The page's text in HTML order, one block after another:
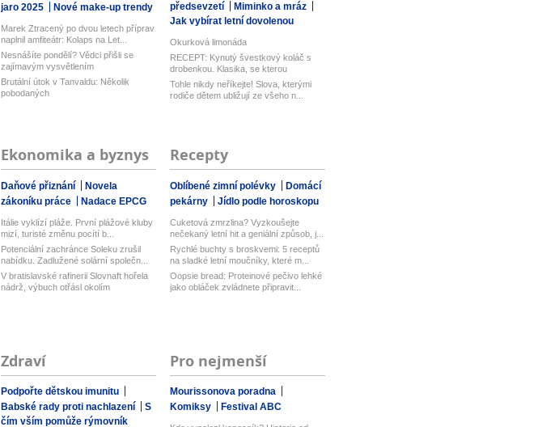
jaro 2025
Nové make-up trendy
Marek Ztracený po dvou letech příprav
naplnil amfiteátr: Kolaps na Let...
Nesnášíte pondělí? Vědci přišli se
zajímavým vysvětlením
Brutální útok v Tanvaldu: Několik
pobodaných
předsevzetí
Miminko a mráz
Jak vybírat letní dovolenou
Okurková limonáda
RECEPT: Kynutý švestkový koláč s
drobenkou. Klasika, se kterou
zaboduj...
Tohle nikdy neříkejte! Slova, kterými
rodiče dětem ubližují ze všeho n...
Ekonomika a byznys
Daňové přiznání
Novela
zákoníku práce
Nadace EPCG
Itálie vyklízí pláže. První plážové kluby
mizí, turisté změnu pocítí b...
Potenciální zachránce Soleku zrušil
nabídku. Zadlužené solární společn...
V bratislavské rafinerii Slovnaft hořela
nádrž, výbuch otřásl okolím
Recepty
Oblíbené zimní polévky
Domácí
pekárny
Jídlo podle horoskopu
Cuketová zmrzlina? Vyzkoušejte
nečekaný letní hit a geniální způsob, j...
Rychlé buchty s broskvemi: 5 receptů
na sladké letní moučníky, které m...
Oopsie bread: Proteinové pečivo lehké
jako obláček zvládnete připravit...
Zdraví
Podpořte dětskou imunitu
Babské rady proti nachlazení
S
čím vším pomůže rýmovník
Pro nejmenší
Mourissonova poradna
Komiksy
Festival ABC